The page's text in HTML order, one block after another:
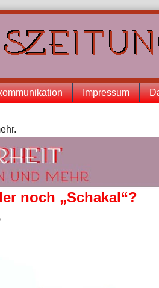
Impressum
noch „Schakal“?